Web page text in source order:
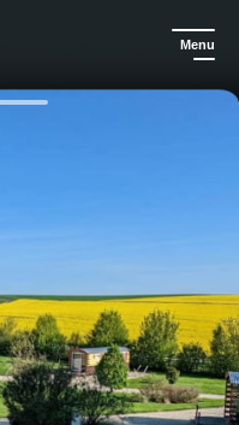
Menu
in roulotte per zingari - Nuits Insolites d'Argonne